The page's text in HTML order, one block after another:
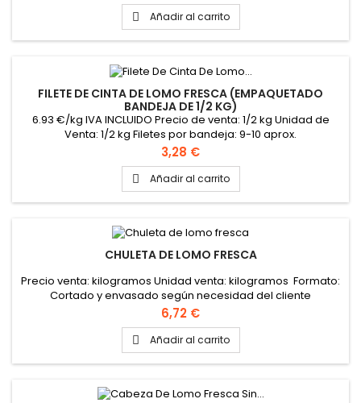
 Añadir al carrito
FILETE DE CINTA DE LOMO FRESCA (EMPAQUETADO
BANDEJA DE 1/2 KG)
6.93 €/kg IVA INCLUIDO Precio de venta: 1/2 kg Unidad de
Venta: 1/2 kg Filetes por bandeja: 9-10 aprox.
Precio
3,28 €
 Añadir al carrito
CHULETA DE LOMO FRESCA
Precio venta: kilogramos Unidad venta: kilogramos Formato:
Cortado y envasado según necesidad del cliente
Precio
6,72 €
 Añadir al carrito